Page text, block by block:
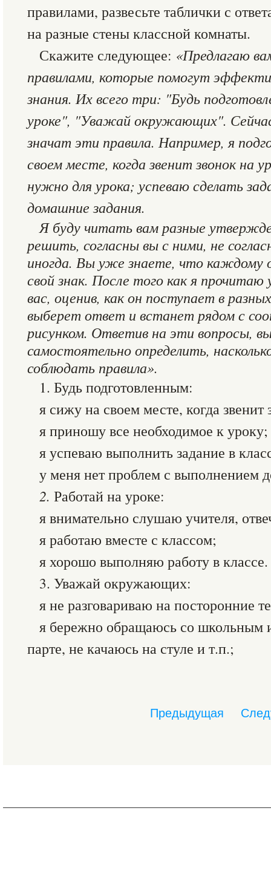
правилами, развесьте таблички с
на разные стены классной комнаты.
Скажите следующее: «Предлагаю
правилами, которые помогут
знания. Их всего три: "Будь
уроке", "Уважай окружающих".
значат эти правила. Например, я
своем месте, когда звенит звонок на
нужно для урока; успеваю сделать
домашние задания.
Я буду читать вам разные
решить, согласны вы с ними, не
иногда. Вы уже знаете, что каждому
свой знак. После того как я
вас, оценив, как он поступает в
выберет ответ и встанет рядом с
рисунком. Ответив на эти вопросы,
самостоятельно определить,
соблюдать правила».
1. Будь подготовленным:
я сижу на своем месте, когда звенит
я приношу все необходимое к уроку;
я успеваю выполнить задание в
у меня нет проблем с выполнением
2. Работай на уроке:
я внимательно слушаю учителя,
я работаю вместе с классом;
я хорошо выполняю работу в классе.
3. Уважай окружающих:
я не разговариваю на посторонние
я бережно обращаюсь со
парте, не качаюсь на стуле и т.п.;
Предыдущая